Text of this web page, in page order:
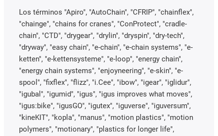
Los términos "Apiro", "AutoChain", "CFRIP", "chainflex",
"chainge", "chains for cranes", "ConProtect", "cradle-
chain", "CTD", "drygear", "drylin", "dryspin", "dry-tech",
"dryway", "easy chain", "e-chain", "e-chain systems", "e-
ketten", "e-kettensysteme", "e-loop", "energy chain",
"energy chain systems", "enjoyneering", "e-skin", "e-
spool", "fixflex", "flizz", "i.Cee", "ibow", "igear", "iglidur",
"igubal", "igumid", "igus", "igus improves what moves",
"igus:bike", "igusGO", "igutex", "iguverse", "iguversum",
"kineKIT", "kopla", "manus", "motion plastics", "motion
polymers", "motionary", "plastics for longer life",